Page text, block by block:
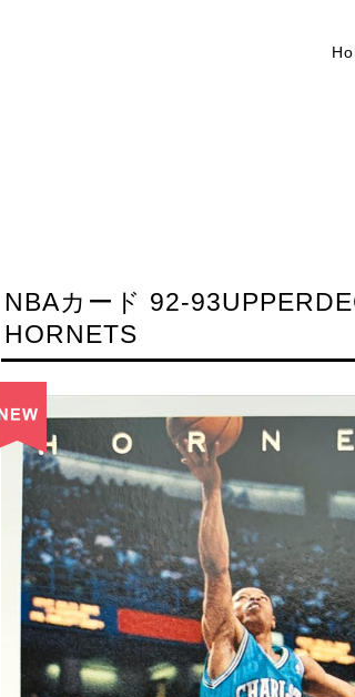
NBAカード 92-
HORNETS